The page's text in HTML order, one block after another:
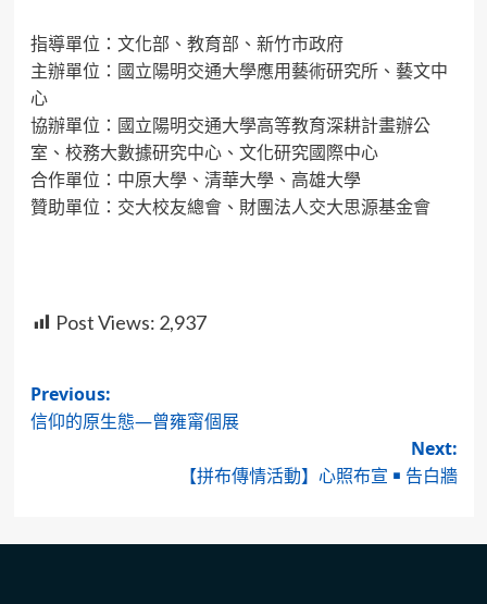
指導單位：文化部、教育部、新竹市政府
主辦單位：國立陽明交通大學應用藝術研究所、藝文中
心
協辦單位：國立陽明交通大學高等教育深耕計畫辦公
室、校務大數據研究中心、文化研究國際中心
合作單位：中原大學、清華大學、高雄大學
贊助單位：交大校友總會、財團法人交大思源基金會
Post Views: 2,937
Post
navigation
Previous:
信仰的原生態—曾雍甯個展
Next:
【拼布傳情活動】心照布宣 ￭ 告白牆